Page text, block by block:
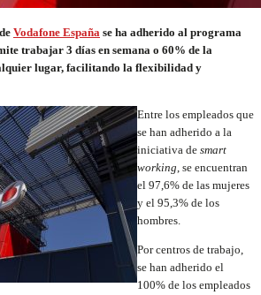
Vodafone España se ha adherido al programa
trabajar 3 días en semana o 60% de la
lugar, facilitando la flexibilidad y
Entre los empleados que
se han adherido a la
iniciativa de smart
working, se encuentran
el 97,6% de las mujeres
y el 95,3% de los
hombres.
Por centros de trabajo,
se han adherido el
100% de los empleados